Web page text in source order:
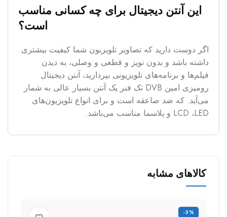
این آنتن دیجیتال برای چه کسانی مناسب
است؟
اگر دوست دارید که تصاویر تلویزیون شما کیفیت بیشتری
داشته باشد و بدون نویز و قطعی و وصلی، به دیدن
فیلم‌ها و برنامه‌های تلویزیونی بپردازید، آنتن دیجیتال
رومیزی امین DVB تک فنر یک آنتن بسیار عالی به شمار
می‌آید. که ضد صاعقه است و برای انواع تلویزیون‌های
LCD ،LED و پلاسما مناسب می‌باشد.
کالاهای مشابه
-3%